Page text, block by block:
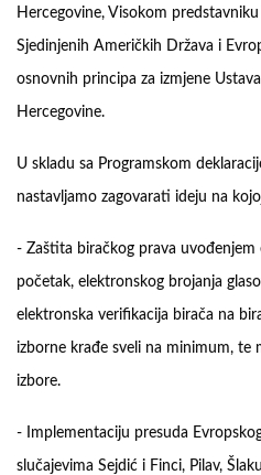
Hercegovine, Visokom
Sjedinjenih Američkih Država i
osnovnih principa za izmjene
Hercegovine.
U skladu sa Programskom
nastavljamo zagovarati ideju na
- Zaštita biračkog prava uvođenjem
početak, elektronskog brojanja
elektronska verifikacija birača na
izborne krađe sveli na minimum, te
izbore.
- Implementaciju presuda
slučajevima Sejdić i Finci, Pilav,